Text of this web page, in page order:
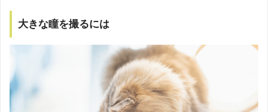
大きな瞳を撮るには